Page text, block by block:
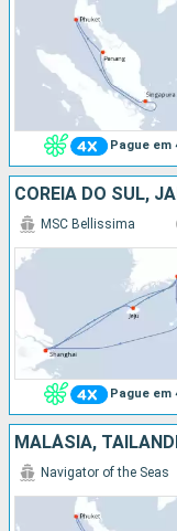
Pague em
COREIA DO SUL,
Pague em
MSC Bellissima
MALÁSIA,
Navigator of the Seas